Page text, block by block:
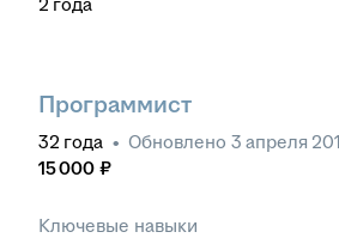
2 года
Программист
32 года • Обновлено 3 апреля
15 000 ₽
Ключевые навыки